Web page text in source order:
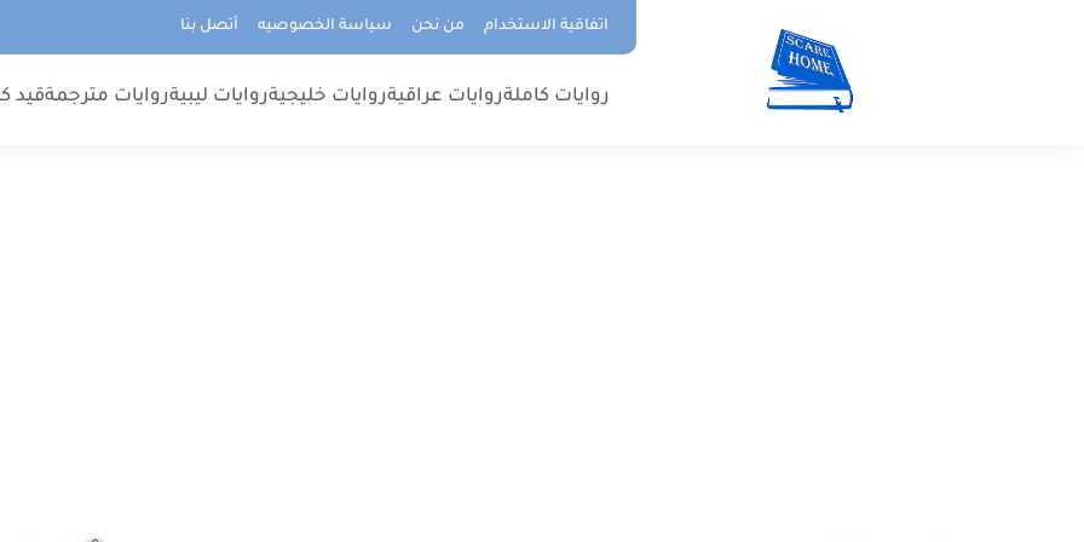
اتفاقية الاستخدام من نحن سياسة الخصوصيه أتصل بنا
روايات كاملةروايات عراقيةروايات خليجيةروايات ليبيةروايات مترجمةقيد